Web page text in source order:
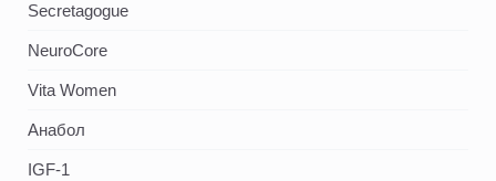
Secretagogue
NeuroCore
Vita Women
Анабол
IGF-1